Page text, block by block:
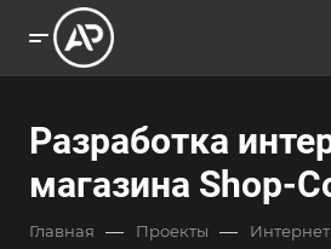
Разработка
магазина Shop-
Главная — Проекты —